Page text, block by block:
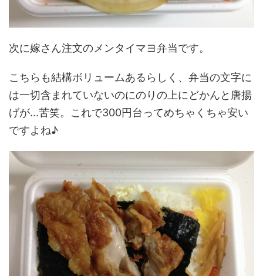
次に嫁さん注文のメンタイマヨ弁当です。
こちらも結構ボリュームあるらしく、弁当の文字に
は一切含まれていないのにのりの上にどかんと唐揚
げが...苦笑。これで300円台ってめちゃくちゃ安い
ですよね♪